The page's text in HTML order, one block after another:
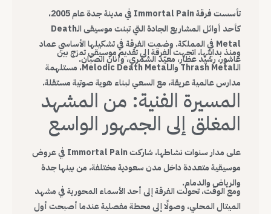
تأسست فرقة Immortal Pain في مدينة جدة عام 2005،
كأحد أوائل المشاريع الجادة التي تبنت موسيقى الـDeath
Metal في المملكة. وضمت الفرقة في تشكيلها الأساسي عماد
عاشور، رشيد عطار، معيّد الشمّري، وأنان الصبّان.
ومنذ بدايتها، اتجهت الفرقة إلى تقديم موسيقى تمزج بين
الـThrash Metal والـMelodic Death Metal، مستلهمة
مدارس عالمية عريقة، مع السعي لبناء هوية صوتية مستقلة.
المسيرة الفنية: من المشهد
المغلق إلى الجمهور الواسع
على مدار سنوات نشاطها، شاركت Immortal Pain في عروض
موسيقية متعددة داخل مدن سعودية مختلفة، من بينها جدة
والرياض والدمام.
ومع الوقت، تحولت الفرقة إلى أحد الأسماء المحورية في مشهد
الميتال المحلي، وصولًا إلى محطة مفصلية عندما أصبحت أول